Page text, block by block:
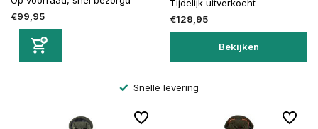
€99,95
Tijdelijk uitverkocht
€129,95
Bekijken
Snelle levering